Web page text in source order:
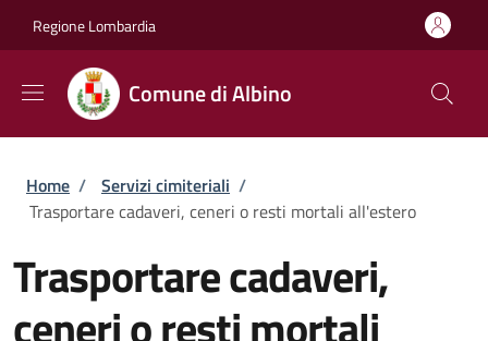
Regione Lombardia
Comune di Albino
Briciole di pane
Home / Servizi cimiteriali /
Trasportare cadaveri, ceneri o resti mortali all'estero
Trasportare cadaveri,